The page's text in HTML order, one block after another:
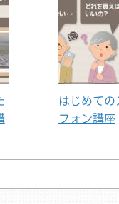
グリッド線を利用
作成します。ガイド
はじめて
フォン講座